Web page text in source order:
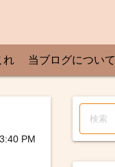
れ 当ブログについて
3:40 PM